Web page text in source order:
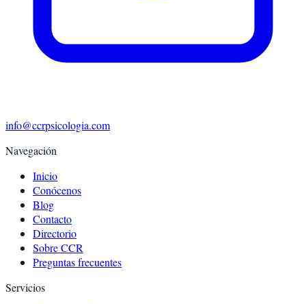
info@ccrpsicologia.com
Navegación
Inicio
Conócenos
Blog
Contacto
Directorio
Sobre CCR
Preguntas frecuentes
Servicios